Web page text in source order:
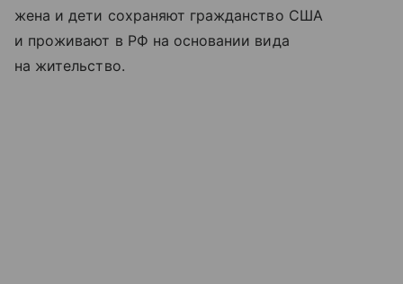
жена и дети сохраняют гражданство США
и проживают в РФ на основании вида
на жительство.